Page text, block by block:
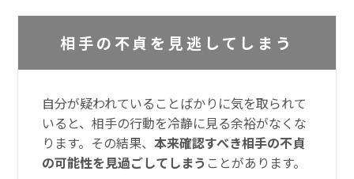
相手の不貞を見逃してしまう
自分が疑われていることばかりに気を取られて
いると、相手の行動を冷静に見る余裕がなくな
ります。その結果、本来確認すべき相手の不貞
の可能性を見過ごしてしまう ことがあります。